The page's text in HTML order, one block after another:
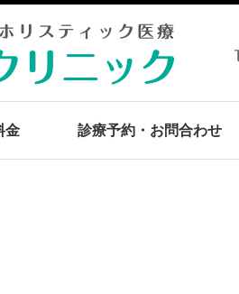
金 診療予約・お問合わせ